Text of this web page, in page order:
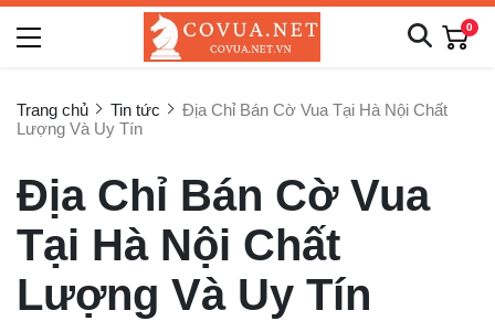
0
Trang chủ Tin tức
Địa Chỉ Bán Cờ Vua Tại Hà Nội Chất
Lượng Và Uy Tín
Địa Chỉ Bán Cờ Vua
Tại Hà Nội Chất
Lượng Và Uy Tín